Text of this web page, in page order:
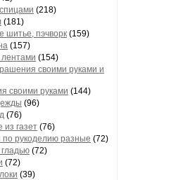
(218)
(181)
шитье, пэчворк (159)
(157)
(154)
своими руками и
своими руками (144)
(96)
(76)
из газет (76)
рукоделию разные (72)
(72)
(72)
(39)